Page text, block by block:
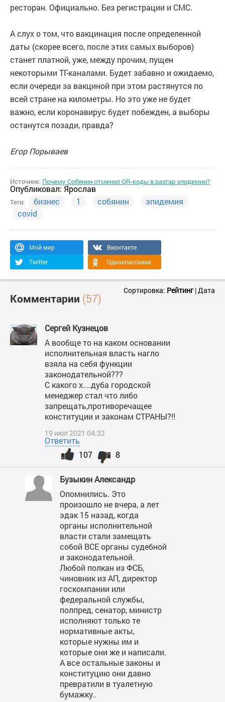
ресторан. Официально. Без регистрации и СМС.
А слух о том, что вакцинация после определенной
даты (скорее всего, после этих самых выборов)
станет платной, уже, между прочим, пущен
некоторыми ТГ-каналами. Будет забавно и ожидаемо,
если очереди за вакциной при этом растянутся по
всей стране на километры. Но это уже не будет
важно, если коронавирус будет побежден, а выборы
останутся позади, правда?
Егор Порываев
Источник: Почему Собянин отменил QR-коды в разгар эпидемии?
Опубликовал:Ярослав
Теги: бизнес 1 собянин
эпидемия
covid
Мой мир
Вконтакте
Twitter
Одноклассники
Комментарии (57)
Сортировка: Рейтинг| Дата
Сергей Кузнецов
А вообще то на каком основании
исполнительная власть нагло
взяла на себя функции
законодательной???
С какого х....дуба городской
менеджер стал что либо
запрещать,противоречащее
конституции и законам СТРАНЫ?!!
19 июл 2021 04:32
Ответить
8
107
Бузыкин Александр
Опомнились. Это
произошло не вчера, а лет
эдак 15 назад, когда
органы исполнительной
власти стали замещать
собой ВСЕ органы судебной
и законодательной.
Любой полкан из ФСБ,
чиновник из АП, директор
госкомпании или
федеральной службы,
полпред, сенатор, министр
исполняют только те
нормативные акты,
которые нужны им и
которые они же и написали.
А все остальные законы и
конституцию они давно
превратили в туалетную
бумажку..